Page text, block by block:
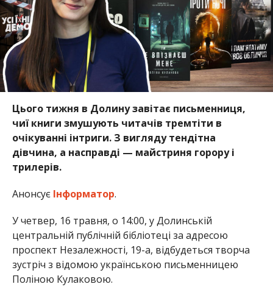
Цього тижня в Долину завітає письменниця,
чиї книги змушують читачів тремтіти в
очікуванні інтриги. З вигляду тендітна
дівчина, а насправді — майстриня горору і
трилерів.
Анонсує Інформатор.
У четвер, 16 травня, о 14:00, у Долинській
центральній публічній бібліотеці за адресою
проспект Незалежності, 19-а, відбудеться творча
зустріч з відомою українською письменницею
Поліною Кулаковою.